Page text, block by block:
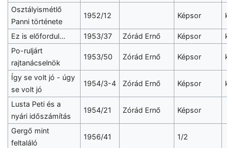
Osztályismétlő
Panni története
1952/12 Képsor
Ez is előfordul… 1953/37 Zórád Ernő Képsor
Po-ruljárt
rajtanácselnök
1953/50 Zórád Ernő Képsor
Így se volt jó - úgy
se volt jó
1954/3-4 Zórád Ernő Képsor
Lusta Peti és a
nyári időszámítás
1954/21 Zórád Ernő Képsor
Gergő mint
feltaláló
1956/41 1/2